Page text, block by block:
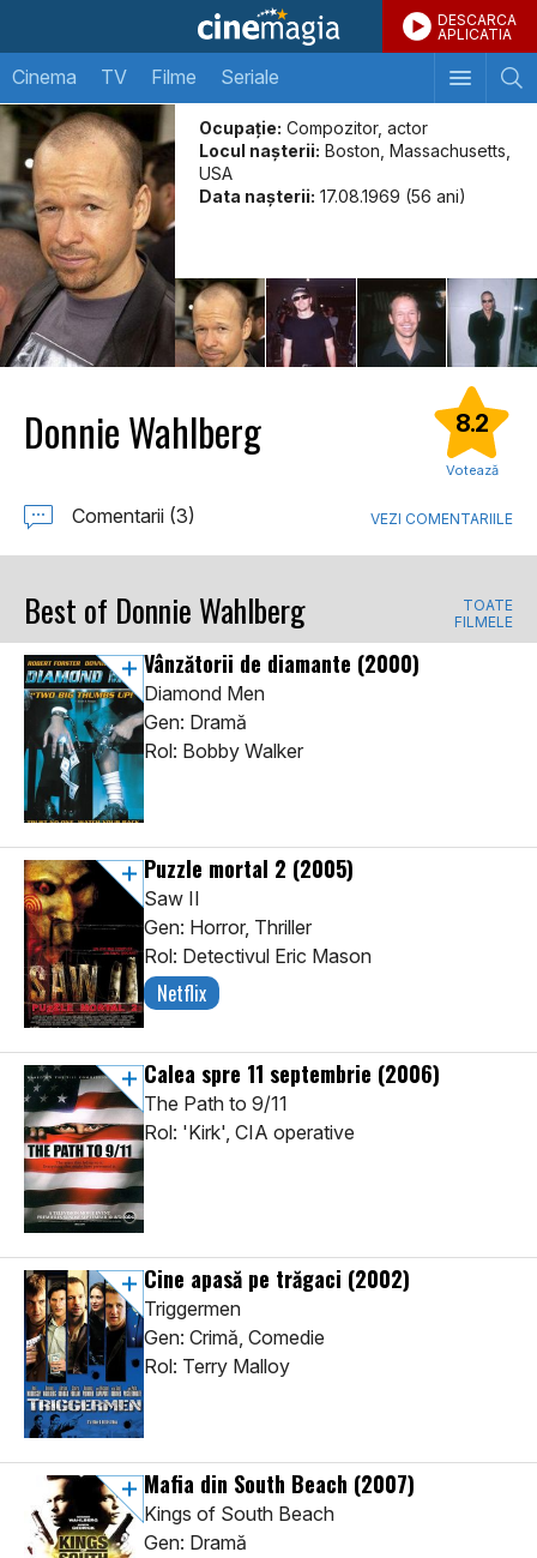
DESCARCA
APLICATIA
Cinema TV Filme Seriale
Ocupație: Compozitor, actor
Locul naşterii: Boston, Massachusetts,
USA
Data naşterii: 17.08.1969 (56 ani)
Donnie Wahlberg 8.2
Votează
Comentarii (3) VEZI COMENTARIILE
Best of Donnie Wahlberg
TOATE
FILMELE
Vânzătorii de diamante (2000)
Diamond Men
Gen: Dramă
Rol: Bobby Walker
Puzzle mortal 2 (2005)
Saw II
Gen: Horror, Thriller
Rol: Detectivul Eric Mason
Netflix
Calea spre 11 septembrie (2006)
The Path to 9/11
Rol: 'Kirk', CIA operative
Cine apasă pe trăgaci (2002)
Triggermen
Gen: Crimă, Comedie
Rol: Terry Malloy
Mafia din South Beach (2007)
Kings of South Beach
Gen: Dramă